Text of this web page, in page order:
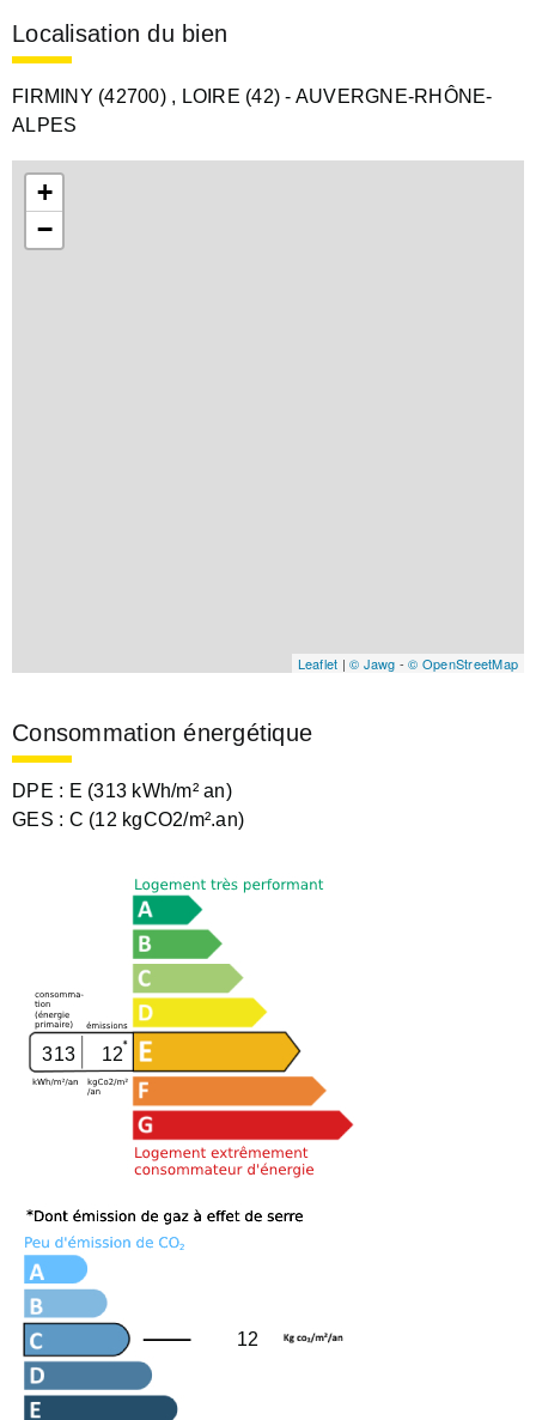
Localisation du bien
FIRMINY (42700) , LOIRE (42) - AUVERGNE-RHÔNE-
ALPES
+
−
Leaflet | © Jawg -© OpenStreetMap
Consommation énergétique
DPE : E (313 kWh/m² an)
GES : C (12 kgCO2/m².an)
313 12
12